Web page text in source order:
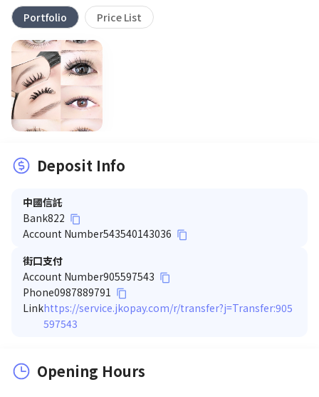
Portfolio Price List
Deposit Info
中國信託
Bank822 content_copy
Account Number543540143036 content_copy
街口支付
Account Number905597543 content_copy
Phone0987889791 content_copy
Linkhttps://service.jkopay.com/r/transfer?j=Transfer:905
597543
Opening Hours